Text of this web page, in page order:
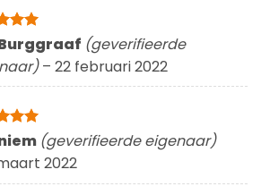
Burggraaf (geverifieerde
– 22 februari 2022
(geverifieerde eigenaar)
2022